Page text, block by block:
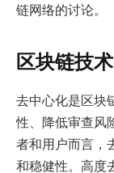
链网络的讨论。
区块链技
去中心化是区块
性、降低审查风
者和用户而言，
和稳健性。高度